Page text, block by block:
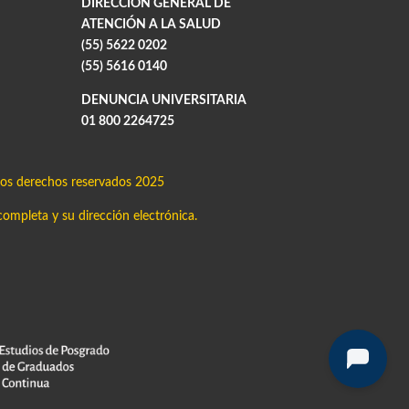
DIRECCIÓN GENERAL DE
ATENCIÓN A LA SALUD
(55) 5622 0202
(55) 5616 0140
DENUNCIA UNIVERSITARIA
01 800 2264725
derechos reservados 2025
y su dirección electrónica.